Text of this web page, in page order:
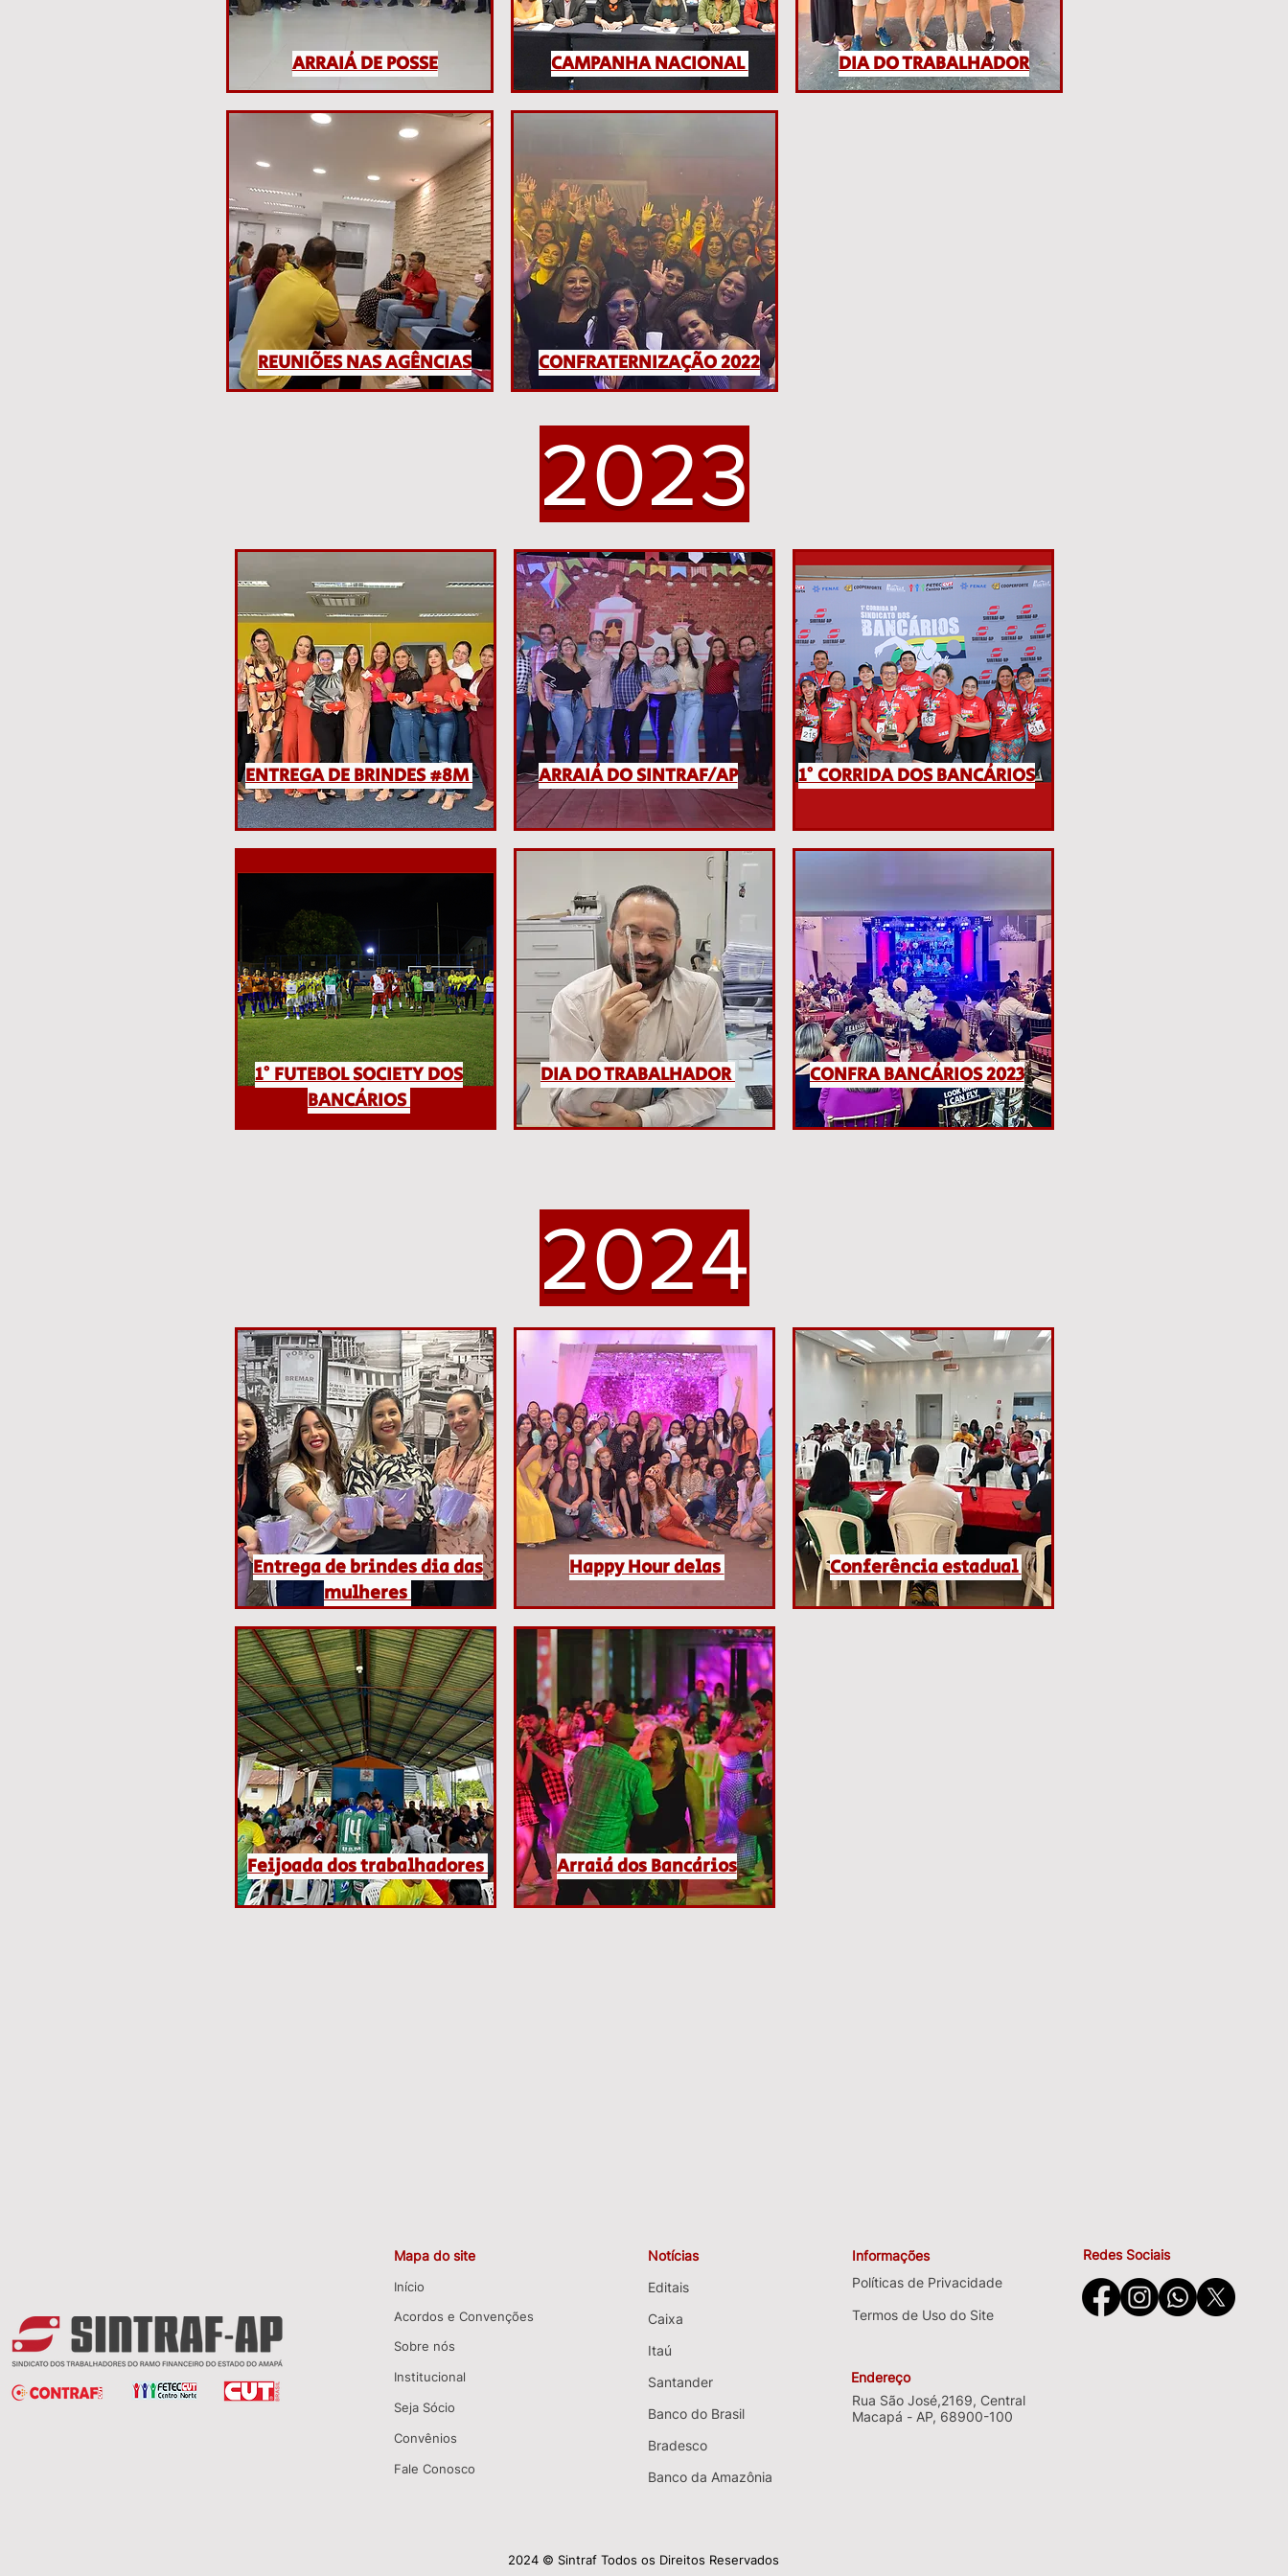
ARRAIÁ DE POSSE
REUNIÕES NAS AGÊNCIAS
CAMPANHA NACIONAL
CONFRATERNIZAÇÃO 2022
DIA DO TRABALHADOR
2023
ENTREGA DE BRINDES #8M
1° FUTEBOL SOCIETY DOS
BANCÁRIOS
ARRAIÁ DO SINTRAF/AP
DIA DO TRABALHADOR
1° CORRIDA DOS BANCÁRIOS
CONFRA BANCÁRIOS 2023
2024
Entrega de brindes dia das
mulheres
Feijoada dos trabalhadores
Happy Hour delas
Arraiá dos Bancários
Conferência estadual
Mapa do site
Início
Acordos e Convenções
Sobre nós
Institucional
Seja Sócio
Convênios
Fale Conosco
Notícias
Editais
Caixa
Itaú
Santander
Banco do Brasil
Bradesco
Banco da Amazônia
Informações
Políticas de Privacidade
Termos de Uso do Site
Redes Sociais
Endereço
Rua São José,2169, Central
Macapá - AP, 68900-100
2024 © Sintraf Todos os Direitos Reservados